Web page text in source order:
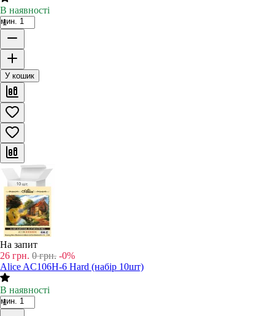
В наявності
мин. 1
У кошик
На запит
26 грн. 0 грн. -0%
Alice AC106H-6 Hard (набір 10шт)
В наявності
мин. 1